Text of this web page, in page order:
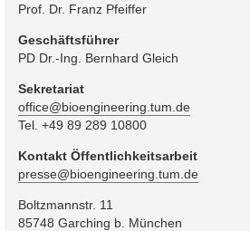
Prof. Dr. Franz Pfeiffer
Geschäftsführer
PD Dr.-Ing. Bernhard Gleich
Sekretariat
office@bioengineering.tum.de
Tel. +49 89 289 10800
Kontakt Öffentlichkeitsarbeit
presse@bioengineering.tum.de
Boltzmannstr. 11
85748 Garching b. München